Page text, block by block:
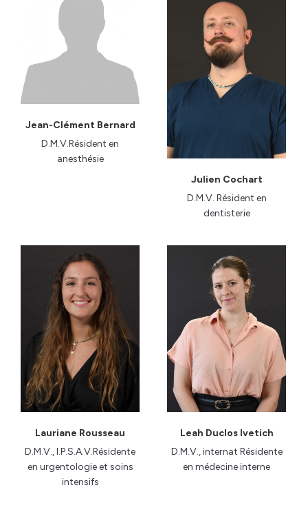
Jean-Clément Bernard
D.M.V.Résident en
anesthésie
Julien Cochart
D.M.V. Résident en
dentisterie
Lauriane Rousseau
D.M.V., I.P.S.A.V.Résidente
en urgentologie et soins
intensifs
Leah Duclos Ivetich
D.M.V., internat Résidente
en médecine interne